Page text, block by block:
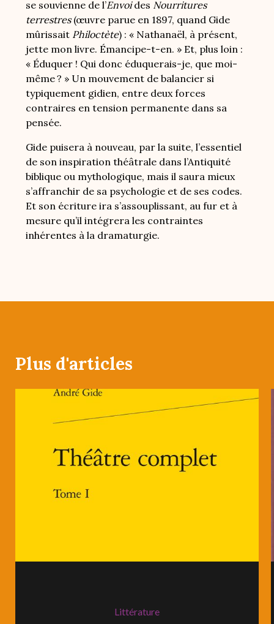
se souvienne de l’Envoides Nourritures
terrestres(œuvre parue en 1897, quand Gide
mûrissait Philoctète) : « Nathanaël, à présent,
jette mon livre. Émancipe-t-en. » Et, plus loin :
« Éduquer ! Qui donc éduquerais-je, que moi-
même ? » Un mouvement de balancier si
typiquement gidien, entre deux forces
contraires en tension permanente dans sa
pensée.
Gide puisera à nouveau, par la suite, l’essentiel
de son inspiration théâtrale dans l’Antiquité
biblique ou mythologique, mais il saura mieux
s’affranchir de sa psychologie et de ses codes.
Et son écriture ira s’assouplissant, au fur et à
mesure qu’il intégrera les contraintes
inhérentes à la dramaturgie.
Plus d'articles
Littérature